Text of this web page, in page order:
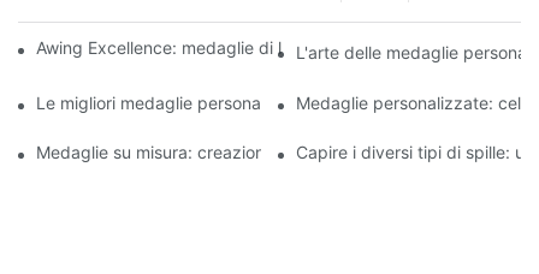
Awing Excellence: medaglie di legno e trofei per un tocco
L'arte delle medaglie
Le migliori medaglie personalizzate per le gare: progettare un
Medaglie personalizzate:
Medaglie su misura: creazione di premi unici per eventi speciali
Capire i diversi tipi di spille: